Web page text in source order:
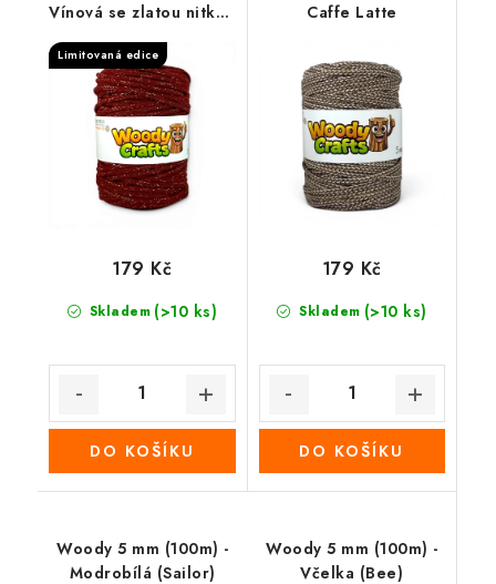
Vínová se zlatou nitkou
(Golden wine red)
Limitovaná edice
Skladem (>10 ks)
179 Kč
DO KOŠÍKU
Caffe Latte
Skladem (>10 ks)
179 Kč
DO KOŠÍKU
Woody 5 mm (100m) -
Modrobílá (Sailor)
Woody 5 mm (100m) -
Včelka (Bee)